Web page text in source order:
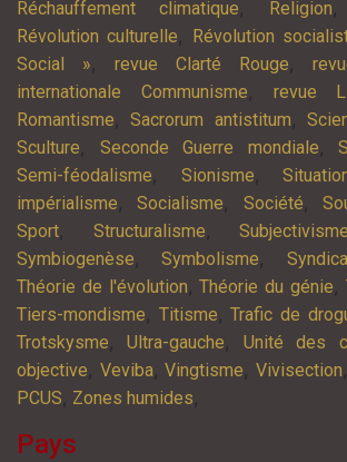
Réchauffement climatique, Religion
Révolution culturelle, Révolution
Social », revue Clarté Rouge,
internationale Communisme, revue
Romantisme,Sacrorum antistitum,
Sculture, Seconde Guerre mondiale,
Semi-féodalisme, Sionisme,
impérialisme,Socialisme, Société,
Sport, Structuralisme,Subjectivisme
Symbiogenèse,Symbolisme,
Théorie de l'évolution,Théorie du génie,
Tiers-mondisme, Titisme,Trafic de
Trotskysme,Ultra-gauche, Unité des
objective, Veviba,Vingtisme,Vivisection,
PCUS, Zones humides,
Pays